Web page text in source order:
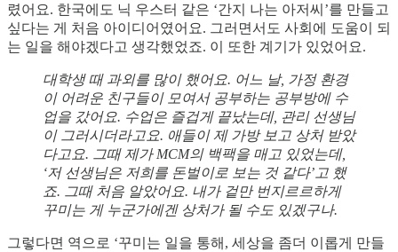
렸어요. 한국에도 닉 우스터 같은 ‘간지 나는 아저씨’를 만들고
싶다는 게 처음 아이디어였어요. 그러면서도 사회에 도움이 되
는 일을 해야겠다고 생각했었죠. 이 또한 계기가 있었어요.
대학생 때 과외를 많이 했어요. 어느 날, 가정 환경
이 어려운 친구들이 모여서 공부하는 공부방에 수
업을 갔어요. 수업은 즐겁게 끝났는데, 관리 선생님
이 그러시더라고요. 애들이 제 가방 보고 상처 받았
다고요. 그때 제가 MCM의 백팩을 매고 있었는데,
‘저 선생님은 저희를 돈벌이로 보는 것 같다’고 했
죠. 그때 처음 알았어요. 내가 겉만 번지르르하게
꾸미는 게 누군가에겐 상처가 될 수도 있겠구나.
그렇다면 역으로 ‘꾸미는 일을 통해, 세상을 좀더 이롭게 만들